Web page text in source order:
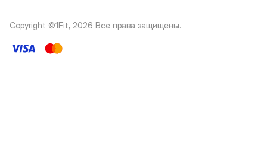
Copyright ©1Fit, 2026 Все права защищены.